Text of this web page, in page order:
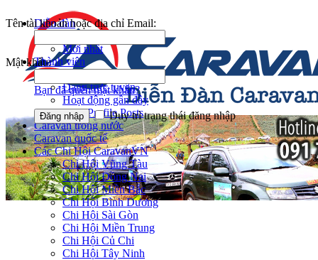
Diễn đàn
Mới nhất
Thành viên
Đang trực tuyến
Hoạt động gần đây
New Profile Posts
Caravan trong nước
Caravan quốc tế
Các Chi Hội CaravanVN
Chi Hội Vũng Tàu
Chi Hội Đồng Nai
Chi Hội Miền Bắc
Chi Hội Bình Dương
Chi Hội Sài Gòn
Chi Hội Miền Trung
Chi Hội Củ Chi
Chi Hội Tây Ninh
Tên tài khoản hoặc địa chỉ Email:
Mật khẩu:
Bạn đã quên mật khẩu?
Duy trì trạng thái đăng nhập